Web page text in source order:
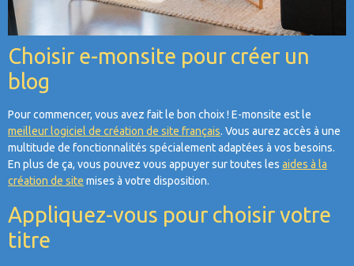
Choisir e-monsite pour créer un
blog
Pour commencer, vous avez fait le bon choix ! E-monsite est le
meilleur logiciel de création de site français. Vous aurez accès à une
multitude de fonctionnalités spécialement adaptées à vos besoins.
En plus de ça, vous pouvez vous appuyer sur toutes les aides à la
création de site mises à votre disposition.
Appliquez-vous pour choisir votre
titre